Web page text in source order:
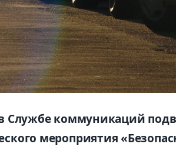
Службе коммуникаций
мероприятия